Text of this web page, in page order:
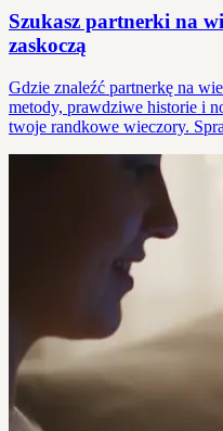
Szukasz partnerki na
zaskoczą
Gdzie znaleźć partnerkę na
metody, prawdziwe historie i
twoje randkowe wieczory.